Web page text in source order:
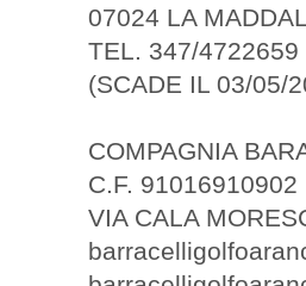
07024 LA
TEL. 347/4722659
(SCADE IL 03/05/
COMPAGNIA
C.F. 91016910902
VIA CALA